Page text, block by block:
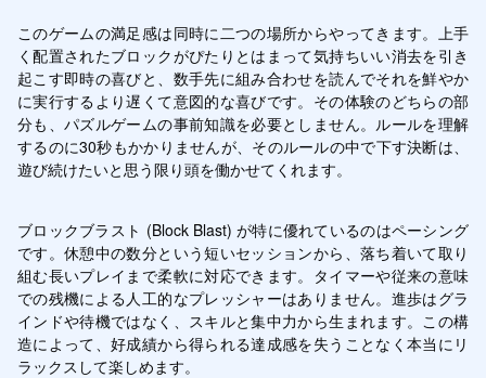
このゲームの満足感は同時に二つの場所からやってきます。上手
く配置されたブロックがぴたりとはまって気持ちいい消去を引き
起こす即時の喜びと、数手先に組み合わせを読んでそれを鮮やか
に実行するより遅くて意図的な喜びです。その体験のどちらの部
分も、パズルゲームの事前知識を必要としません。ルールを理解
するのに30秒もかかりませんが、そのルールの中で下す決断は、
遊び続けたいと思う限り頭を働かせてくれます。
ブロックブラスト (Block Blast) が特に優れているのはペーシング
です。休憩中の数分という短いセッションから、落ち着いて取り
組む長いプレイまで柔軟に対応できます。タイマーや従来の意味
での残機による人工的なプレッシャーはありません。進歩はグラ
インドや待機ではなく、スキルと集中力から生まれます。この構
造によって、好成績から得られる達成感を失うことなく本当にリ
ラックスして楽しめます。